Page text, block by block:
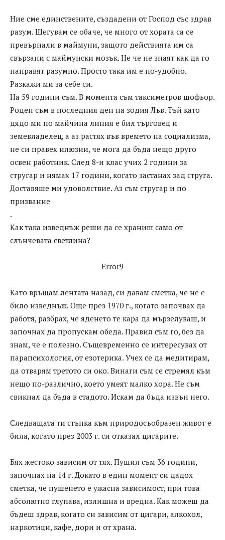
Ние сме единствените, създадени от Господ със здрав
разум. Шегувам се обаче, че много от хората са се
превърнали в маймуни, защото действията им са
свързани с маймунски мозък. Не че не знаят как да го
направят разумно. Просто така им е по-удобно.
Разкажи ми за себе си.
На 59 години съм. В момента съм таксиметров шофьор.
Роден съм в последния ден на зодия Лъв. Тъй като
дядо ми по майчина линия е бил търговец и
земевладелец, а аз растях във времето на социализма,
не си правех илюзии, че мога да бъда нещо друго
освен работник. След 8-и клас учих 2 години за
стругар и нямах 17 години, когато застанах зад струга.
Доставяше ми удоволствие. Аз съм стругар и по
призвание
.
Как така изведнъж реши да се храниш само от
слънчевата светлина?
Error9
Като връщам лентата назад, си давам сметка, че не е
било изведнъж. Още през 1970 г., когато започвах да
работя, разбрах, че яденето те кара да мързелуваш, и
започнах да пропускам обеда. Правил съм го, без да
знам, че е полезно. Същевременно се интересувах от
парапсихология, от езотерика. Учех се да медитирам,
да отварям третото си око. Винаги съм се стремял към
нещо по-различно, което умеят малко хора. Не съм
свикнал да бъда в стадото. Искам да бъда извън него.
Следващата ти стъпка към природосъобразен живот е
била, когато през 2003 г. си отказал цигарите.
Бях жестоко зависим от тях. Пушил съм 36 години,
започнах на 14 г. Докато в един момент си дадох
сметка, че пушенето е ужасна зависимост, при това
абсолютно глупава, излишна и вредна. Как можеш да
бъдеш здрав, когато си зависим от цигари, алкохол,
наркотици, кафе, дори и от храна.